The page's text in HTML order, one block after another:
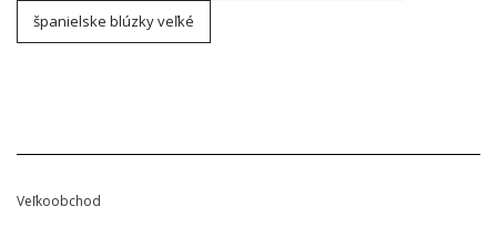
španielske blúzky veľké
Veľkoobchod